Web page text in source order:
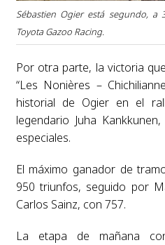
Sébastien Ogier está segundo, a
Toyota Gazoo Racing.
Por otra parte, la victoria
“Les Nonières –
historial de Ogier en el
legendario Juha
especiales.
El máximo ganador de
950 triunfos, seguido por
Carlos Sainz, con 757.
La etapa de mañana